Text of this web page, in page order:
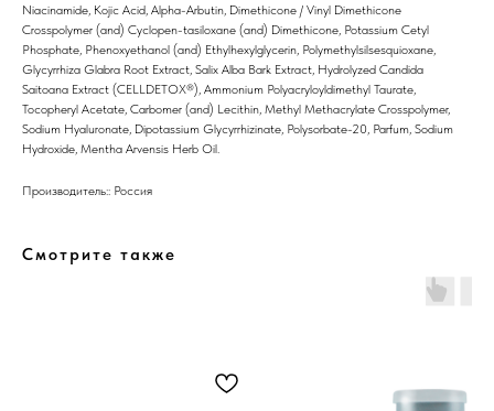
Niacinamide, Kojic Acid, Alpha-Arbutin, Dimethicone / Vinyl Dimethicone
Crosspolymer (and) Cyclopen-tasiloxane (and) Dimethicone, Potassium Cetyl
Phosphate, Phenoxyethanol (and) Ethylhexylglycerin, Polymethylsilsesquioxane,
Glycyrrhiza Glabra Root Extract, Salix Alba Bark Extract, Hydrolyzed Candida
Saitoana Extract (CELLDETOX®), Ammonium Polyacryloyldimethyl Taurate,
Tocopheryl Acetate, Carbomer (and) Lecithin, Methyl Methacrylate Crosspolymer,
Sodium Hyaluronate, Dipotassium Glycyrrhizinate, Polysorbate-20, Parfum, Sodium
Hydroxide, Mentha Arvensis Herb Oil.
Производитель:: Россия
Смотрите также